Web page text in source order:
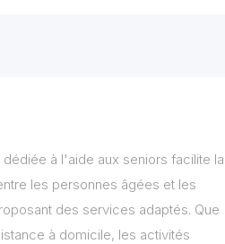
à l'aide aux seniors facilite la
les personnes âgées et les
des services adaptés. Que
à domicile, les activités